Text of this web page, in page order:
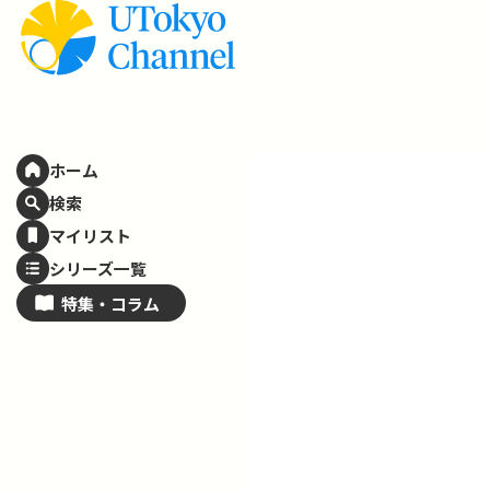
ホーム
検索
マイリスト
シリーズ一覧
特集・ コラム